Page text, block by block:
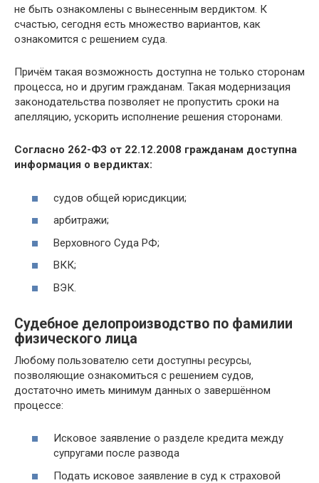
не быть ознакомлены с вынесенным вердиктом. К
счастью, сегодня есть множество вариантов, как
ознакомится с решением суда.
Причём такая возможность доступна не только сторонам
процесса, но и другим гражданам. Такая модернизация
законодательства позволяет не пропустить сроки на
апелляцию, ускорить исполнение решения сторонами.
Согласно 262-ФЗ от 22.12.2008 гражданам доступна
информация о вердиктах:
судов общей юрисдикции;
арбитражи;
Верховного Суда РФ;
ВКК;
ВЭК.
Судебное делопроизводство по фамилии
физического лица
Любому пользователю сети доступны ресурсы,
позволяющие ознакомиться с решением судов,
достаточно иметь минимум данных о завершённом
процессе:
Исковое заявление о разделе кредита между
супругами после развода
Подать исковое заявление в суд к страховой